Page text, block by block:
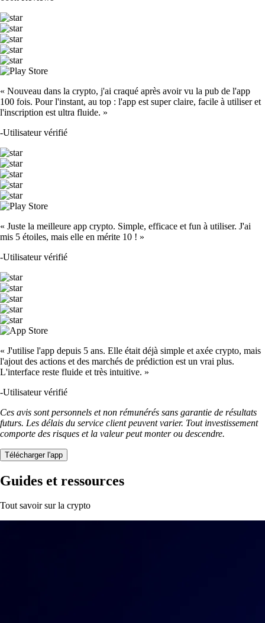
« Nouveau dans la crypto, j'ai craqué après avoir vu la pub de l'app
100 fois. Pour l'instant, au top : l'app est super claire, facile à utiliser et
l'inscription est ultra fluide. »
-Utilisateur vérifié
« Juste la meilleure app crypto. Simple, efficace et fun à utiliser. J'ai
mis 5 étoiles, mais elle en mérite 10 ! »
-Utilisateur vérifié
« J'utilise l'app depuis 5 ans. Elle était déjà simple et axée crypto, mais
l'ajout des actions et des marchés de prédiction est un vrai plus.
L'interface reste fluide et très intuitive. »
-Utilisateur vérifié
Ces avis sont personnels et non rémunérés sans garantie de résultats
futurs. Les délais du service client peuvent varier. Tout investissement
comporte des risques et la valeur peut monter ou descendre.
Télécharger l'app
Guides et ressources
Tout savoir sur la crypto